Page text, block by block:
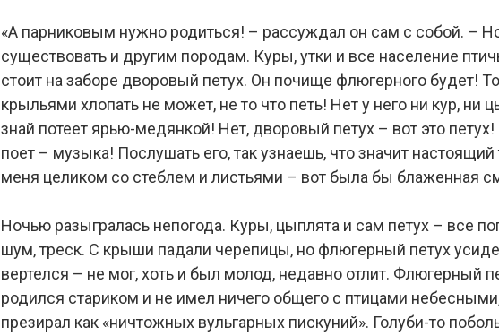
«А парниковым нужно родиться! – рассуждал он сам с собой. –
существовать и другим породам. Куры, утки и все население
стоит на заборе дворовый петух. Он почище флюгерного будет!
крыльями хлопать не может, не то что петь! Нет у него ни кур, ни
знай потеет ярью-медянкой! Нет, дворовый петух – вот это
поет – музыка! Послушать его, так узнаешь, что значит
меня целиком со стеблем и листьями – вот была бы блаженная
Ночью разыгралась непогода. Куры, цыплята и сам петух – все
шум, треск. С крыши падали черепицы, но флюгерный петух
вертелся – не мог, хоть и был молод, недавно отлит. Флюгерный
родился стариком и не имел ничего общего с птицами
презирал как «ничтожных вульгарных пискуний». Голуби-то